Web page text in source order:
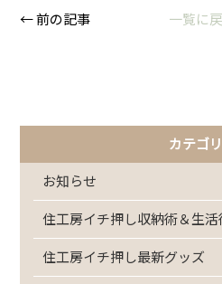
← 前の記事 一覧に
カテゴ
お知らせ
住工房イチ押し収納術＆生活
住工房イチ押し最新グッズ